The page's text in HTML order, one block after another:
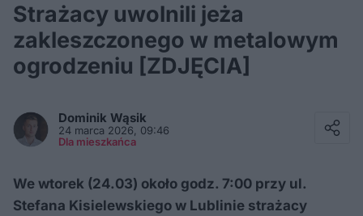
Strażacy uwolnili jeża
zakleszczonego w metalowym
ogrodzeniu [ZDJĘCIA]
Dominik Wąsik
24 marca 2026, 09:46
Dla mieszkańca
We wtorek (24.03) około godz. 7:00 przy ul.
Stefana Kisielewskiego w Lublinie strażacy